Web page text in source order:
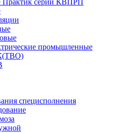
Практик серии КВПРП
промышленные
специсполнения